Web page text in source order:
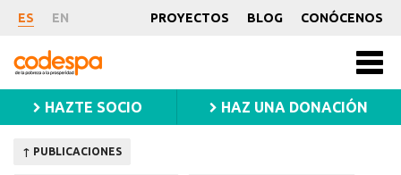
Publicación
ES EN PROYECTOS BLOG CONÓCENOS
CODESPA
HAZTE SOCIO HAZ UNA DONACIÓN
↑ PUBLICACIONES